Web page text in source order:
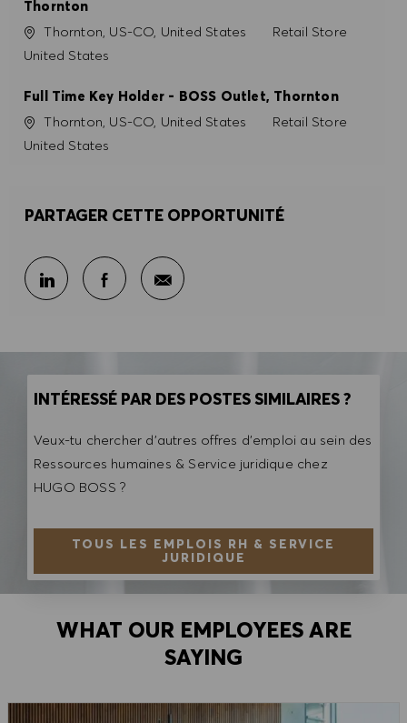
Thornton
SiteThornton, US-CO, United States Catégorie
Retail Store
United States
Full Time Key Holder - BOSS Outlet, Thornton
SiteThornton, US-CO, United States Catégorie
Retail Store
United States
PARTAGER CETTE OPPORTUNITÉ
Partager sur LinkedIn
Partager sur Facebook
Partager par e-mail
INTÉRESSÉ PAR DES POSTES SIMILAIRES ?
Veux-tu chercher d'autres offres d'emploi au sein des
Ressources humaines & Service juridique chez
HUGO BOSS ?
TOUS LES EMPLOIS RH & SERVICE
JURIDIQUE
WHAT OUR EMPLOYEES ARE
SAYING